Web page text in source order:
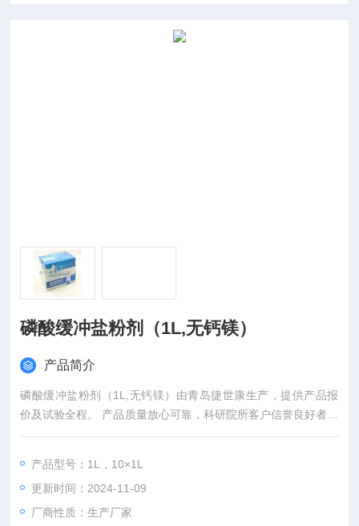
磷酸缓冲盐粉剂（1L,无钙镁）
产品简介
磷酸缓冲盐粉剂（1L,无钙镁）由青岛捷世康生产，提供产品报
价及试验全程。 产品质量放心可靠，科研院所客户信誉良好者可
先发货后付款。青岛捷世康专业提供科研用：染色液,缓冲液,溶
产品型号：1L，10×1L
更新时间：2024-11-09
厂商性质：生产厂家